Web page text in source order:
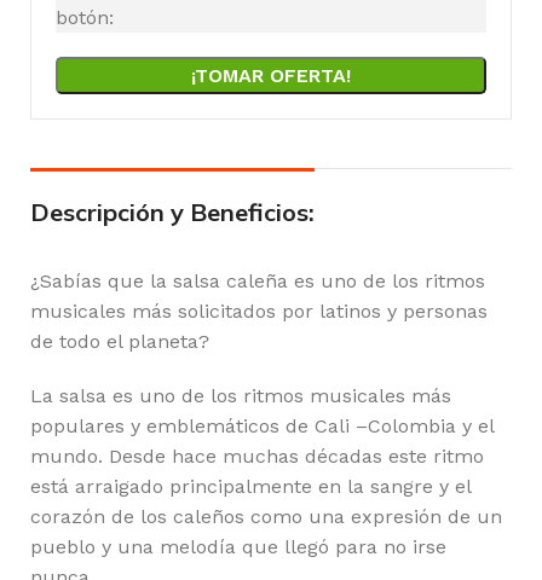
botón:
¡TOMAR OFERTA!
Descripción y Beneficios:
¿Sabías que la salsa caleña es uno de los ritmos
musicales más solicitados por latinos y personas
de todo el planeta?
La salsa es uno de los ritmos musicales más
populares y emblemáticos de Cali –Colombia y el
mundo. Desde hace muchas décadas este ritmo
está arraigado principalmente en la sangre y el
corazón de los caleños como una expresión de un
pueblo y una melodía que llegó para no irse